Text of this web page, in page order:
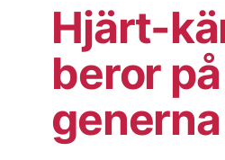
Hjärt-
beror
generna